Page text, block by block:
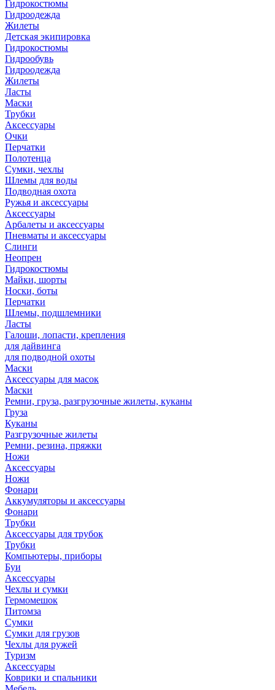
Гидрокостюмы
Гидроодежда
Жилеты
Детская экипировка
Гидрокостюмы
Гидрообувь
Гидроодежда
Жилеты
Ласты
Маски
Трубки
Аксессуары
Очки
Перчатки
Полотенца
Сумки, чехлы
Шлемы для воды
Подводная охота
Ружья и аксессуары
Аксессуары
Арбалеты и аксессуары
Пневматы и аксессуары
Слинги
Неопрен
Гидрокостюмы
Майки, шорты
Носки, боты
Перчатки
Шлемы, подшлемники
Ласты
Галоши, лопасти, крепления
для дайвинга
для подводной охоты
Маски
Аксессуары для масок
Маски
Ремни, груза, разгрузочные жилеты, куканы
Груза
Куканы
Разгрузочные жилеты
Ремни, резина, пряжки
Ножи
Аксессуары
Ножи
Фонари
Аккумуляторы и аксессуары
Фонари
Трубки
Аксессуары для трубок
Трубки
Компьютеры, приборы
Буи
Аксессуары
Чехлы и сумки
Гермомешок
Питомза
Сумки
Сумки для грузов
Чехлы для ружей
Туризм
Аксессуары
Коврики и спальники